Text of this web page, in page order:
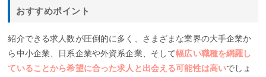
おすすめポイント
紹介できる求人数が圧倒的に多く、さまざまな業界の大手企業か
ら中小企業、日系企業や外資系企業、そして幅広い職種を網羅し
ていることから希望に合った求人と出会える可能性は高いでしょ